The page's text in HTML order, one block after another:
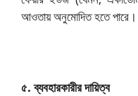
আওতায় অনুমোদিত হতে পারে।
৫. ব্যবহারকারীর দায়িত্ব